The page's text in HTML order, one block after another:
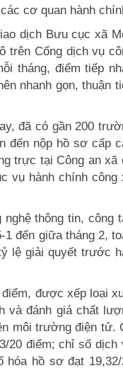
cơ quan hành
dịch Bưu cục xã
trên Cổng dịch vụ
tháng, điểm tiếp
nhanh gọn, thuận
đã có gần 200
đến nộp hồ sơ cấp
trực tại Công an xã
vụ hành chính công
thông tin, công
đến giữa tháng 2,
lệ giải quyết trước
được xếp loại
và đánh giá chất
môi trường điện tử.
20 điểm; chỉ số dịch
hồ sơ đạt 19,32/